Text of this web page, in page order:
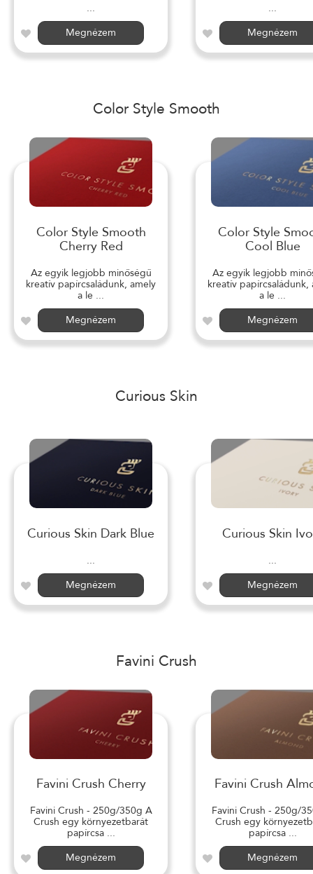
...
Megnézem
...
Megnézem
Color Style Smooth
Color Style Smooth
Cherry Red
Az egyik legjobb minőségű
kreatív papírcsaládunk, amely
a le ...
Megnézem
Color Style
Cool Blue
Az egyik legjobb
kreatív papírcsaládunk,
a le ...
Megnézem
Curious Skin
Curious Skin Dark Blue
...
Megnézem
Curious Skin
...
Megnézem
Favini Crush
Favini Crush Cherry
Favini Crush - 250g/350g A
Crush egy környezetbarát
papírcsa ...
Megnézem
Favini Crush
Favini Crush - 250g/
Crush egy
papírcsa ...
Megnézem